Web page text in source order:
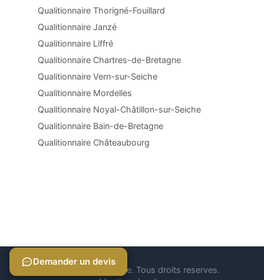
Qualitionnaire Thorigné-Fouillard
Qualitionnaire Janzé
Qualitionnaire Liffré
Qualitionnaire Chartres-de-Bretagne
Qualitionnaire Vern-sur-Seiche
Qualitionnaire Mordelles
Qualitionnaire Noyal-Châtillon-sur-Seiche
Qualitionnaire Bain-de-Bretagne
Qualitionnaire Châteaubourg
© 2026 Qualitionnaire. Tous droits reserves.
Demander un devis
Demander un devis